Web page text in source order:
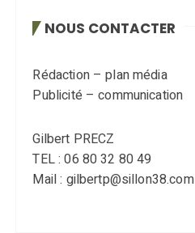
NOUS CONTACTER
Rédaction – plan média
Publicité – communication
Gilbert PRECZ
TEL : 06 80 32 80 49
Mail : gilbertp@sillon38.com